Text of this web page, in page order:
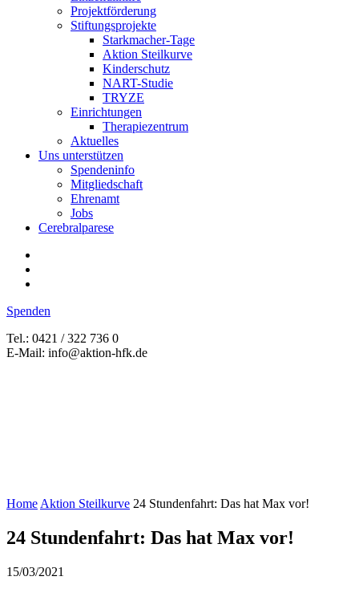
Projektförderung
Stiftungsprojekte
Starkmacher-Tage
Aktion Steilkurve
Kinderschutz
NART-Studie
TRYZE
Einrichtungen
Therapiezentrum
Aktuelles
Uns unterstützen
Spendeninfo
Mitgliedschaft
Ehrenamt
Jobs
Cerebralparese
Spenden
Tel.: 0421 / 322 736 0
E-Mail: info@aktion-hfk.de
Home Aktion Steilkurve 24 Stundenfahrt: Das hat Max vor!
24 Stundenfahrt: Das hat Max vor!
15/03/2021